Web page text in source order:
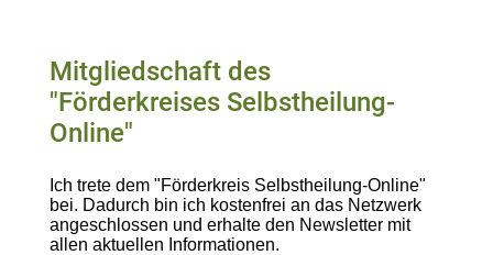
Mitgliedschaft des
"Förderkreises Selbstheilung-
Online"
Ich trete dem "Förderkreis Selbstheilung-Online"
bei. Dadurch bin ich kostenfrei an das Netzwerk
angeschlossen und erhalte den Newsletter mit
allen aktuellen Informationen.